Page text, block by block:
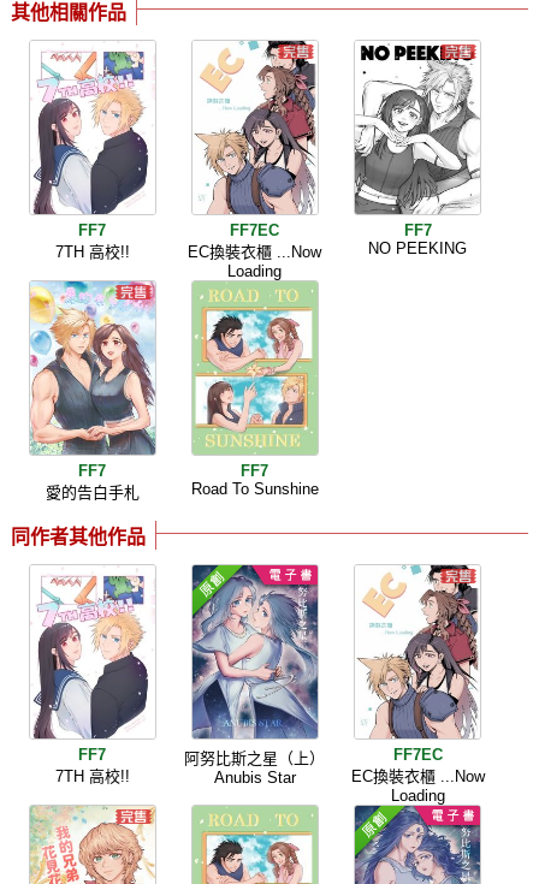
其他相關作品
FF7
7TH 高校!!
FF7EC
EC換裝衣櫃 ...Now
Loading
FF7
NO PEEKING
FF7
愛的告白手札
FF7
Road To Sunshine
同作者其他作品
FF7
7TH 高校!!
阿努比斯之星（上）
Anubis Star
FF7EC
EC換裝衣櫃 ...Now
Loading